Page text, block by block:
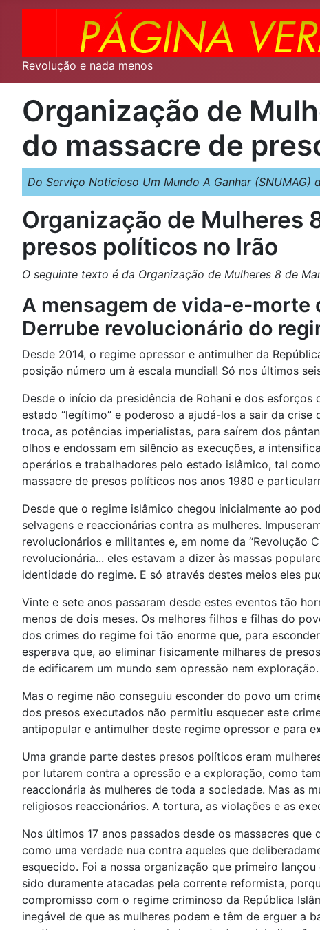
Revolução e nada menos
Organização de
do massacre de
Do Serviço Noticioso Um Mundo A Ganhar (SNUMAG)
Organização de Mulheres
presos políticos no Irão
O seguinte texto é da Organização de Mulheres 8 de
A mensagem de vida-e-morte
Derrube revolucionário do
Desde 2014, o regime opressor e antimulher da
posição número um à escala mundial! Só nos últimos
Desde o início da presidência de Rohani e dos
estado “legítimo” e poderoso a ajudá-los a sair da
troca, as potências imperialistas, para saírem dos
olhos e endossam em silêncio as execuções, a
operários e trabalhadores pelo estado islâmico, tal
massacre de presos políticos nos anos 1980 e
Desde que o regime islâmico chegou inicialmente ao
selvagens e reaccionárias contra as mulheres.
revolucionários e militantes e, em nome da “Revolução
revolucionária... eles estavam a dizer às massas
identidade do regime. E só através destes meios eles
Vinte e sete anos passaram desde estes eventos tão
menos de dois meses. Os melhores filhos e filhas do
dos crimes do regime foi tão enorme que, para
esperava que, ao eliminar fisicamente milhares de
de edificarem um mundo sem opressão nem
Mas o regime não conseguiu esconder do povo um
dos presos executados não permitiu esquecer este
antipopular e antimulher deste regime opressor e para
Uma grande parte destes presos políticos eram
por lutarem contra a opressão e a exploração, como
reaccionária às mulheres de toda a sociedade. Mas as
religiosos reaccionários. A tortura, as violações e as
Nos últimos 17 anos passados desde os massacres
como uma verdade nua contra aqueles que
esquecido. Foi a nossa organização que primeiro
sido duramente atacadas pela corrente reformista,
compromisso com o regime criminoso da República
inegável de que as mulheres podem e têm de erguer a